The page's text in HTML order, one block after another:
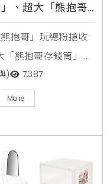
、超大「熊抱哥
抱哥」玩總粉搶收
熊抱哥存錢筒」超
購」活動時間：
1、熊抱哥搖擺玩偶
熊抱哥存錢筒400
+199元、2000點
(含隱藏版)400點
) 7,387
More